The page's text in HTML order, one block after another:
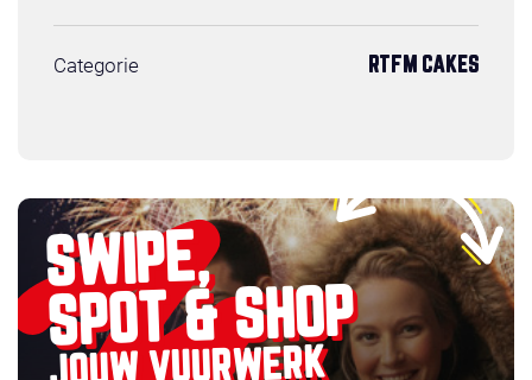
Categorie RTFM CAKES
SWIPE,
SPOT & SHOP
JOUW VUURWERK